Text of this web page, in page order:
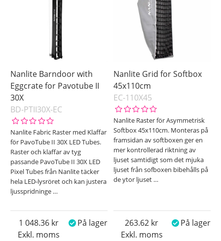
Nanlite Barndoor with
Eggcrate for Pavotube II
30X
BD-PTII30X-EC
Nanlite Fabric Raster med Klaffar
för PavoTube II 30X LED Tubes.
Raster och klaffar av tyg
passande PavoTube II 30X LED
Pixel Tubes från Nanlite täcker
hela LED-lysröret och kan justera
ljusspridninge …
Exkl. moms
1 048.36 På lager
Nanlite Grid for Softbox
45x110cm
EC-110X45
Nanlite Raster för Asymmetrisk
Softbox 45x110cm. Monteras på
framsidan av softboxen ger en
mer kontrollerad riktning av
ljuset samtidigt som det mjuka
ljuset från sofboxen bibehålls på
de ytor ljuset …
Exkl. moms
263.62 På lager